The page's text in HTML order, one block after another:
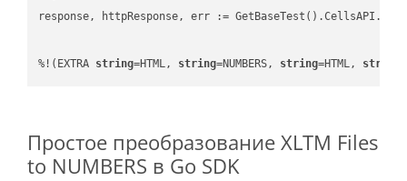
response, httpResponse, err :=
%!(EXTRA string=HTML, string=NUMBERS, string=HTML, string
Простое преобразование XLTM Files
to NUMBERS в Go SDK